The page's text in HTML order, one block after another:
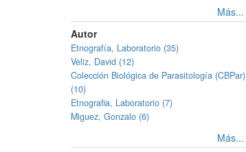
Más...
Autor
Etnografía, Laboratorio (35)
Veliz, David (12)
Colección Biológica de Parasitología (CBPar)
(10)
Etnografia, Laboratorio (7)
Miguez, Gonzalo (6)
Más...